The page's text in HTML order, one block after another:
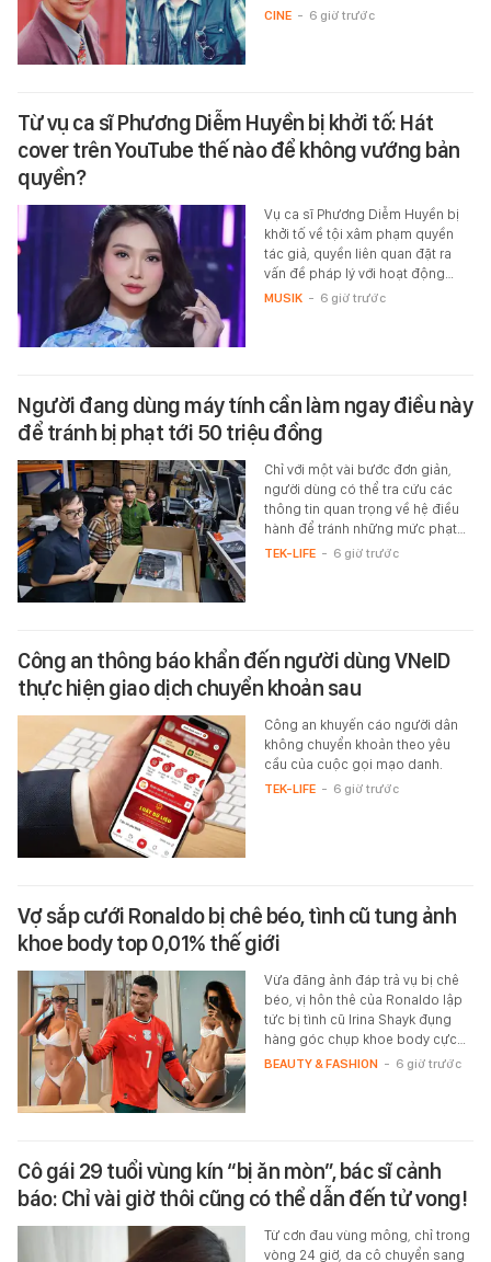
CINE - 6 giờ trước
Từ vụ ca sĩ Phương Diễm Huyền bị khởi tố: Hát
cover trên YouTube thế nào để không vướng bản
quyền?
Vụ ca sĩ Phương Diễm Huyền bị
khởi tố về tội xâm phạm quyền
tác giả, quyền liên quan đặt ra
vấn đề pháp lý với hoạt động…
MUSIK - 6 giờ trước
Người đang dùng máy tính cần làm ngay điều này
để tránh bị phạt tới 50 triệu đồng
Chỉ với một vài bước đơn giản,
người dùng có thể tra cứu các
thông tin quan trọng về hệ điều
hành để tránh những mức phạt…
TEK-LIFE - 6 giờ trước
Công an thông báo khẩn đến người dùng VNeID
thực hiện giao dịch chuyển khoản sau
Công an khuyến cáo người dân
không chuyển khoản theo yêu
cầu của cuộc gọi mạo danh.
TEK-LIFE - 6 giờ trước
Vợ sắp cưới Ronaldo bị chê béo, tình cũ tung ảnh
khoe body top 0,01% thế giới
Vừa đăng ảnh đáp trả vụ bị chê
béo, vị hôn thê của Ronaldo lập
tức bị tình cũ Irina Shayk đụng
hàng góc chụp khoe body cực…
BEAUTY & FASHION - 6 giờ trước
Cô gái 29 tuổi vùng kín “bị ăn mòn”, bác sĩ cảnh
báo: Chỉ vài giờ thôi cũng có thể dẫn đến tử vong!
Từ cơn đau vùng mông, chỉ trong
vòng 24 giờ, da cô chuyển sang